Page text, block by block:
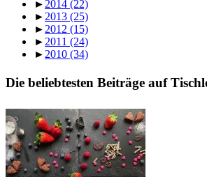
► 2014 (22)
► 2013 (25)
► 2012 (15)
► 2011 (24)
► 2010 (34)
Die beliebtesten Beiträge auf